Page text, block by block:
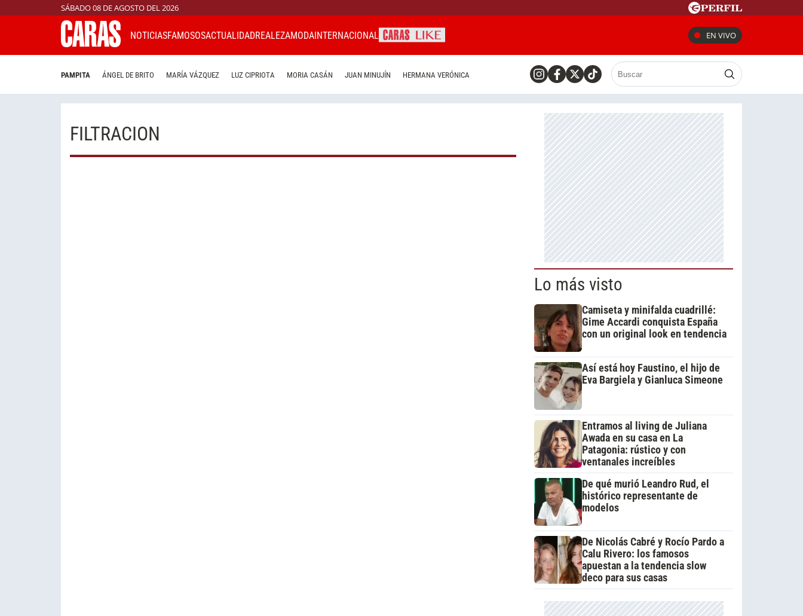
SÁBADO 08 DE AGOSTO DEL 2026
NOTICIASFAMOSOSACTUALIDADREALEZAMODAINTERNACIONAL EN VIVO
PAMPITA ÁNGEL DE BRITO MARÍA VÁZQUEZ LUZ CIPRIOTA MORIA CASÁN JUAN MINUJÍN HERMANA VERÓNICA
FILTRACION
Lo más visto
Camiseta y minifalda cuadrillé:
Gime Accardi conquista España
con un original look en tendencia
Así está hoy Faustino, el hijo de
Eva Bargiela y Gianluca Simeone
Entramos al living de Juliana
Awada en su casa en La
Patagonia: rústico y con
ventanales increíbles
De qué murió Leandro Rud, el
histórico representante de
modelos
De Nicolás Cabré y Rocío Pardo a
Calu Rivero: los famosos
apuestan a la tendencia slow
deco para sus casas